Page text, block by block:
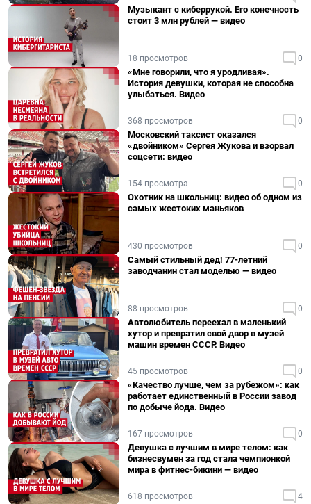
Музыкант с киберрукой. Его конечность
стоит 3 млн рублей — видео
18 просмотров 0
«Мне говорили, что я уродливая».
История девушки, которая не способна
улыбаться. Видео
368 просмотров 0
Московский таксист оказался
«двойником» Сергея Жукова и взорвал
соцсети: видео
154 просмотра 0
Охотник на школьниц: видео об одном из
самых жестоких маньяков
430 просмотров 0
Самый стильный дед! 77-летний
заводчанин стал моделью — видео
88 просмотров 0
Автолюбитель переехал в маленький
хутор и превратил свой двор в музей
машин времен СССР. Видео
45 просмотров 0
«Качество лучше, чем за рубежом»: как
работает единственный в России завод
по добыче йода. Видео
167 просмотров 0
Девушка с лучшим в мире телом: как
бизнесвумен за год стала чемпионкой
мира в фитнес-бикини — видео
618 просмотров 4